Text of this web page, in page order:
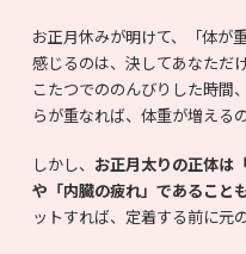
お正月休みが明けて、「体が
感じるのは、決してあなただ
こたつでののんびりした時
らが重なれば、体重が増える
しかし、 お正月太りの正体は
や「内臓の疲れ」であること
ットすれば、定着する前に元